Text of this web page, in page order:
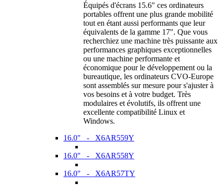
Équipés d'écrans 15.6" ces ordinateurs
portables offrent une plus grande mobilité
tout en étant aussi performants que leur
équivalents de la gamme 17". Que vous
recherchiez une machine très puissante aux
performances graphiques exceptionnelles
ou une machine performante et
économique pour le développement ou la
bureautique, les ordinateurs CVO-Europe
sont assemblés sur mesure pour s'ajuster à
vos besoins et à votre budget. Très
modulaires et évolutifs, ils offrent une
excellente compatibilité Linux et
Windows.
16.0" - X6AR559Y
16.0" - X6AR558Y
16.0" - X6AR57TY